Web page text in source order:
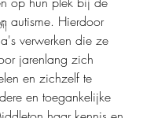
autisme. Hierdoor
verwerken die ze
jarenlang zich
en zichzelf te
en toegankelijke